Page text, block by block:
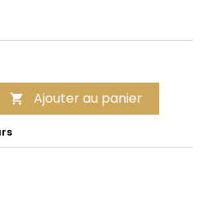
 Ajouter au panier